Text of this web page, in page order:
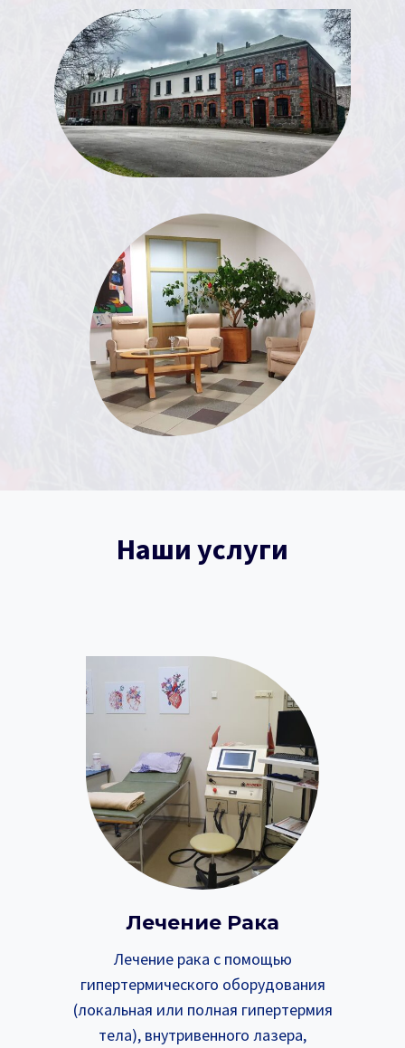
Наши услуги
Лечение Рака
Лечение рака с помощью
гипертермического оборудования
(локальная или полная гипертермия
тела), внутривенного лазера,